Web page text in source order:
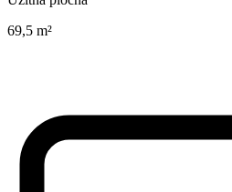
69,5 m²